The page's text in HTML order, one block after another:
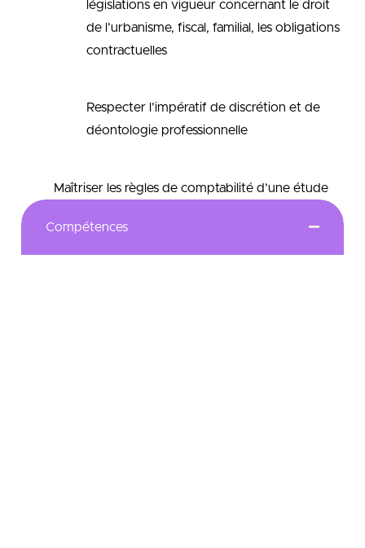
législations en vigueur concernant le droit
de l’urbanisme, fiscal, familial, les obligations
contractuelles
Respecter l’impératif de discrétion et de
déontologie professionnelle
Maîtriser les règles de comptabilité d’une étude
Compétences